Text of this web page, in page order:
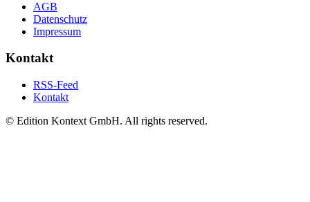
AGB
Datenschutz
Impressum
Kontakt
RSS-Feed
Kontakt
© Edition Kontext GmbH. All rights reserved.